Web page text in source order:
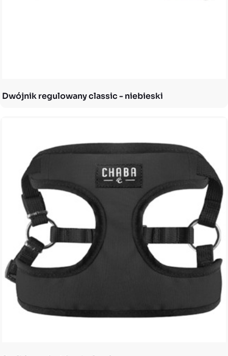
Dwójnik regulowany classic - niebieski